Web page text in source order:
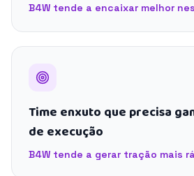
B4W tende a encaixar melhor
Time enxuto que precisa
de execução
B4W tende a gerar tração mais